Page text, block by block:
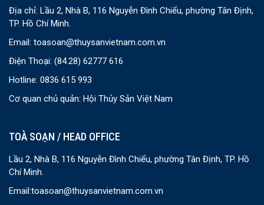
Địa chỉ: Lầu 2, Nhà B, 116 Nguyễn Đình Chiểu, phường Tân Định,
TP. Hồ Chí Minh.
Email: toasoan@thuysanvietnam.com.vn
Điện Thoại: (84.28) 62777 616
Hotline: 0836 615 993
Cơ quan chủ quản: Hội Thủy Sản Việt Nam
TOÀ SOẠN / HEAD OFFICE
Lầu 2, Nhà B, 116 Nguyễn Đình Chiểu, phường Tân Định, TP. Hồ
Chí Minh.
Email:toasoan@thuysanvietnam.com.vn